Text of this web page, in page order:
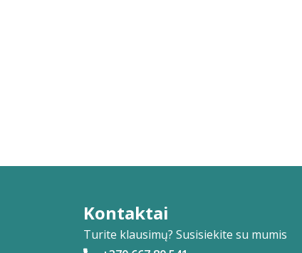
Kontaktai
Turite klausimų? Susisiekite su mumis